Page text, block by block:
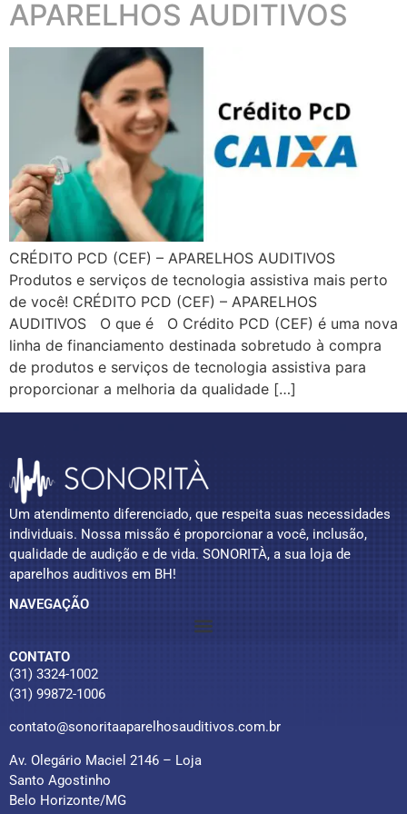
APARELHOS AUDITIVOS
CRÉDITO PCD (CEF) – APARELHOS AUDITIVOS
Produtos e serviços de tecnologia assistiva mais perto
de você! CRÉDITO PCD (CEF) – APARELHOS
AUDITIVOS O que é O Crédito PCD (CEF) é uma nova
linha de financiamento destinada sobretudo à compra
de produtos e serviços de tecnologia assistiva para
proporcionar a melhoria da qualidade […]
Um atendimento diferenciado, que respeita suas necessidades
individuais. Nossa missão é proporcionar a você, inclusão,
qualidade de audição e de vida. SONORITÀ, a sua loja de
aparelhos auditivos em BH!
NAVEGAÇÃO
CONTATO
(31) 3324-1002
(31) 99872-1006
contato@sonoritaaparelhosauditivos.com.br
Av. Olegário Maciel 2146 – Loja
Santo Agostinho
Belo Horizonte/MG